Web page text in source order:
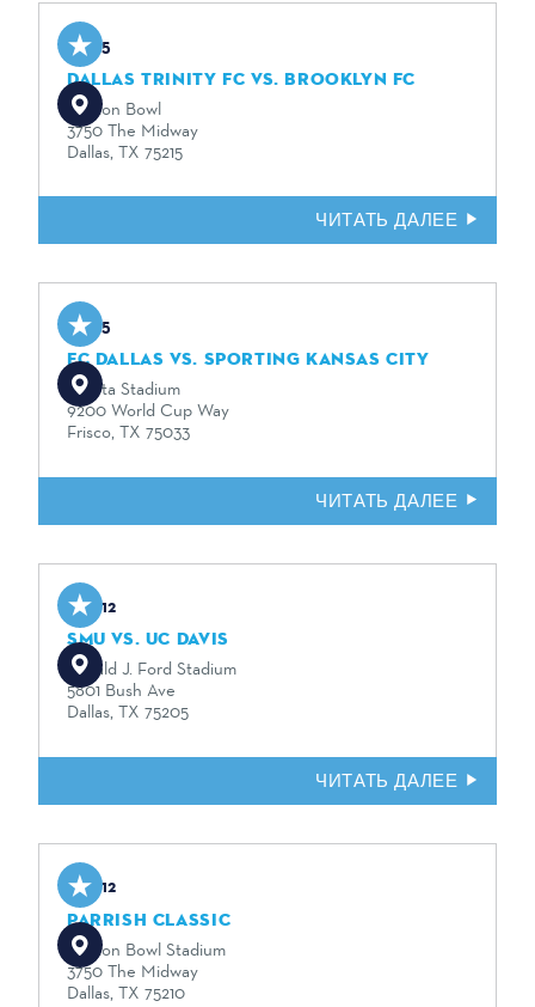
Sep 5
DALLAS TRINITY FC VS. BROOKLYN FC
Cotton Bowl
3750 The Midway
Dallas, TX 75215
ЧИТАТЬ ДАЛЕЕ
Sep 5
FC DALLAS VS. SPORTING KANSAS CITY
Toyota Stadium
9200 World Cup Way
Frisco, TX 75033
ЧИТАТЬ ДАЛЕЕ
Sep 12
SMU VS. UC DAVIS
Gerald J. Ford Stadium
5801 Bush Ave
Dallas, TX 75205
ЧИТАТЬ ДАЛЕЕ
Sep 12
PARRISH CLASSIC
Cotton Bowl Stadium
3750 The Midway
Dallas, TX 75210